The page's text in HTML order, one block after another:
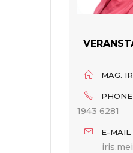
MAG.
PHONE
1943 6281
E-MAIL